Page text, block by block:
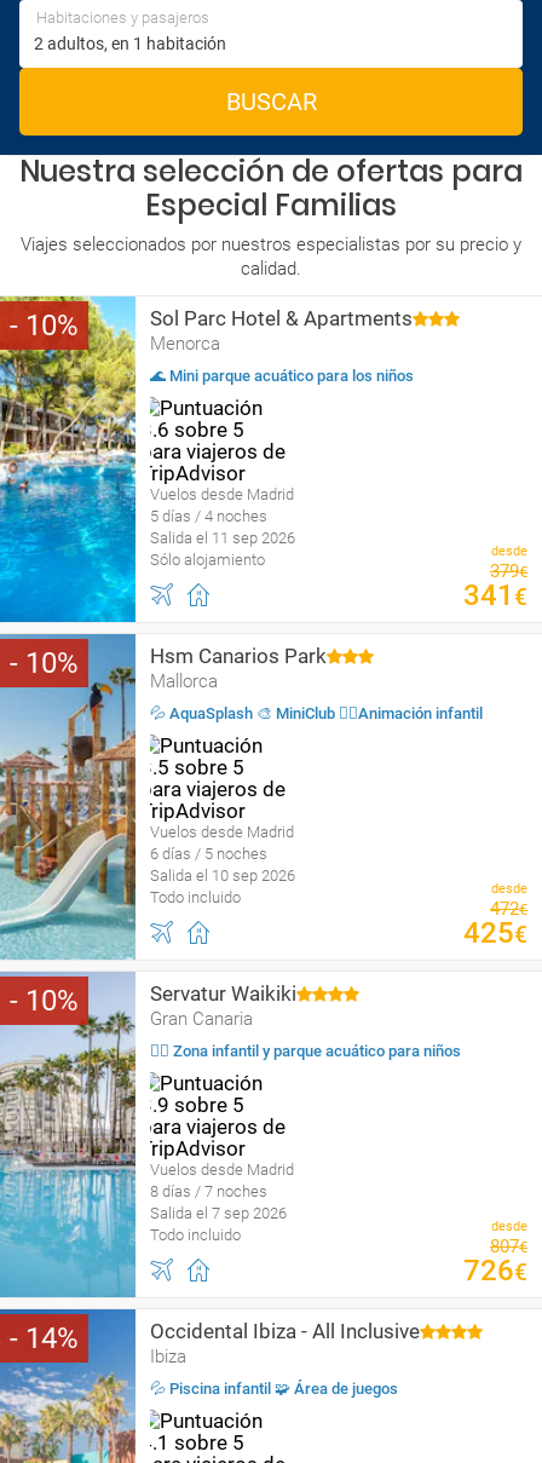
Habitaciones y pasajeros
BUSCAR
Nuestra selección de ofertas para
Especial Familias
Viajes seleccionados por nuestros especialistas por su precio y
calidad.
10 Sol Parc Hotel & Apartments
Menorca
🌊 Mini parque acuático para los niños
Vuelos desde Madrid
5 días / 4 noches
Salida el 11 sep 2026
Sólo alojamiento
desde
379€
341 €
10 Hsm Canarios Park
Mallorca
💦 AquaSplash 🎨 MiniClub 🤹‍♂️Animación infantil
Vuelos desde Madrid
6 días / 5 noches
Salida el 10 sep 2026
Todo incluido
desde
472€
425€
10 Servatur Waikiki
Gran Canaria
🤹‍♀️ Zona infantil y parque acuático para niños
Vuelos desde Madrid
8 días / 7 noches
Salida el 7 sep 2026
Todo incluido
desde
807€
726€
14 Occidental Ibiza - All Inclusive
Ibiza
💦 Piscina infantil 🧩 Área de juegos